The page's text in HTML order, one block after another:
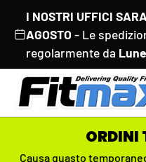
PASSA AI CONTENUTI
I NOSTRI UFFICI
AGOSTO - Le
regolarmente da
ORDINI
Causa guasto